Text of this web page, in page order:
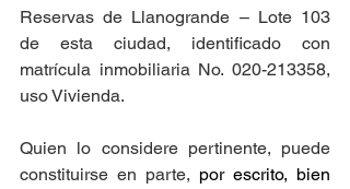
Reservas de Llanogrande – Lote 103
de esta ciudad, identificado con
matrícula inmobiliaria No. 020-213358,
uso Vivienda.
Quien lo considere pertinente, puede
constituirse en parte, por escrito, bien